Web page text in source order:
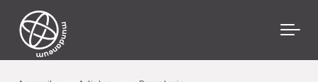
Skip to main content